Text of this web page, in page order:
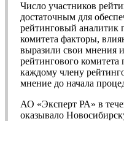
Число участников
достаточным для
рейтинговый аналитик
комитета факторы,
выразили свои мнения
рейтингового комитета
каждому члену
мнение до начала
АО «Эксперт РА» в
оказывало